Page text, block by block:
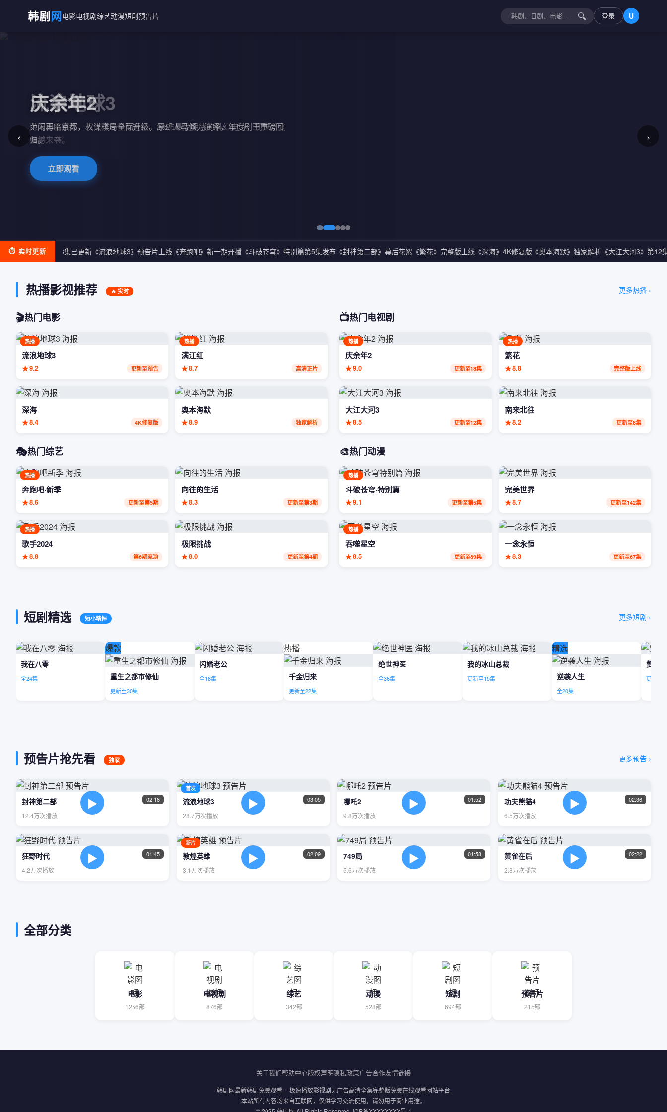
韩剧网电影电视剧综艺动漫短剧预告片 🔍 登录 U
庆余年2
范闲再临京都，权谋棋局全面升级。原班人马倾力演绎，年度剧王重磅回
归。
立即观看
‹ ›
⏱ 实时更新
《庆余年2》第18集已更新《流浪地球3》预告片上线《奔跑吧》新一期开播《斗破苍穹》特别篇第5集发布《封神第二部》幕后花絮《繁花》完整版上线《深海》4K修复版《奥本海默》独家解析《大江大河3》第12集
热播影视推荐 🔥 实时 更多热播 ›
🎬热门电影
热播
流浪地球3
★9.2 更新至预告
热播
满江红
★8.7 高清正片
深海
★8.4 4K修复版
奥本海默
★8.9 独家解析
📺热门电视剧
热播
庆余年2
★9.0 更新至18集
热播
繁花
★8.8 完整版上线
大江大河3
★8.5 更新至12集
南来北往
★8.2 更新至8集
🎭热门综艺
热播
奔跑吧·新季
★8.6 更新至第5期
向往的生活
★8.3 更新至第3期
热播
歌手2024
★8.8 第6期竞演
极限挑战
★8.0 更新至第4期
🎨热门动漫
热播
斗破苍穹·特别篇
★9.1 更新至第5集
完美世界
★8.7 更新至142集
热播
吞噬星空
★8.5 更新至89集
一念永恒
★8.3 更新至67集
短剧精选 短小精悍 更多短剧 ›
我在八零
全24集
爆款
重生之都市修仙
更新至30集
闪婚老公
全18集
热播
千金归来
更新至22集
绝世神医
全36集
我的冰山总裁
更新至15集
精选
逆袭人生
全20集
赘婿
更新至
预告片抢先看 独家 更多预告 ›
▶ 02:18
封神第二部
12.4万次播放
首发
▶ 03:05
流浪地球3
28.7万次播放
▶ 01:52
哪吒2
9.8万次播放
▶ 02:36
功夫熊猫4
6.5万次播放
▶ 01:45
狂野时代
4.2万次播放
新片
▶ 02:09
敦煌英雄
3.1万次播放
▶ 01:58
749局
5.6万次播放
▶ 02:22
黄雀在后
2.8万次播放
全部分类
电影
1256部
电视剧
876部
综艺
342部
动漫
528部
短剧
694部
预告片
215部
关于我们帮助中心版权声明隐私政策广告合作友情链接
韩剧网最新韩剧免费观看 -- 极速播放影视剧无广告高清全集完整版免费在线观看网站平台
本站所有内容均来自互联网，仅供学习交流使用，请勿用于商业用途。